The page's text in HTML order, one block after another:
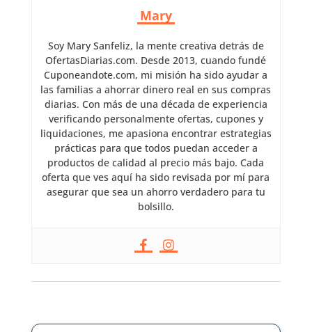
Mary
Soy Mary Sanfeliz, la mente creativa detrás de
OfertasDiarias.com. Desde 2013, cuando fundé
Cuponeandote.com, mi misión ha sido ayudar a
las familias a ahorrar dinero real en sus compras
diarias. Con más de una década de experiencia
verificando personalmente ofertas, cupones y
liquidaciones, me apasiona encontrar estrategias
prácticas para que todos puedan acceder a
productos de calidad al precio más bajo. Cada
oferta que ves aquí ha sido revisada por mí para
asegurar que sea un ahorro verdadero para tu
bolsillo.